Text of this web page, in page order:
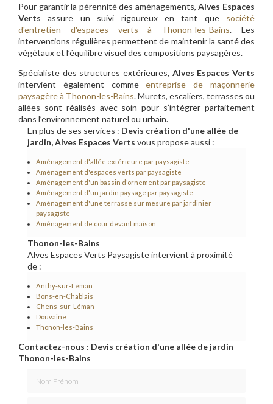
Pour garantir la pérennité des aménagements,Alves Espaces
Verts assure un suivi rigoureux en tant que société
d'entretien d'espaces verts à Thonon-les-Bains. Les
interventions régulières permettent de maintenir la santé des
végétaux et l’équilibre visuel des compositions paysagères.
Spécialiste des structures extérieures, Alves Espaces Verts
intervient également commeentreprise de maçonnerie
paysagère à Thonon-les-Bains. Murets, escaliers, terrasses ou
allées sont réalisés avec soin pour s’intégrer parfaitement
dans l’environnement naturel ou urbain.
En plus de ses services : Devis création d'une allée de
jardin, Alves Espaces Verts vous propose aussi :
Aménagement d'allée extérieure par paysagiste
Aménagement d'espaces verts par paysagiste
Aménagement d'un bassin d'ornement par paysagiste
Aménagement d'un jardin paysage par paysagiste
Aménagement d'une terrasse sur mesure par jardinier
paysagiste
Aménagement de cour devant maison
Thonon-les-Bains
Alves Espaces Verts Paysagiste intervient à proximité
de :
Anthy-sur-Léman
Bons-en-Chablais
Chens-sur-Léman
Douvaine
Thonon-les-Bains
Contactez-nous : Devis création d'une allée de jardin
Thonon-les-Bains